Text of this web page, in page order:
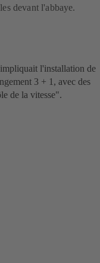
devant l'abbaye.
l'installation de
3 + 1, avec des
de la vitesse".